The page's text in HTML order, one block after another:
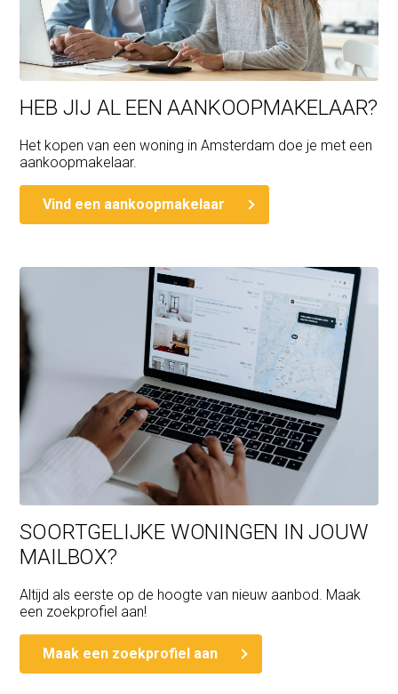
HEB JIJ AL EEN AANKOOPMAKELAAR?
Het kopen van een woning in Amsterdam doe je met een
aankoopmakelaar.
Vind een aankoopmakelaar
SOORTGELIJKE WONINGEN IN JOUW
MAILBOX?
Altijd als eerste op de hoogte van nieuw aanbod. Maak
een zoekprofiel aan!
Maak een zoekprofiel aan